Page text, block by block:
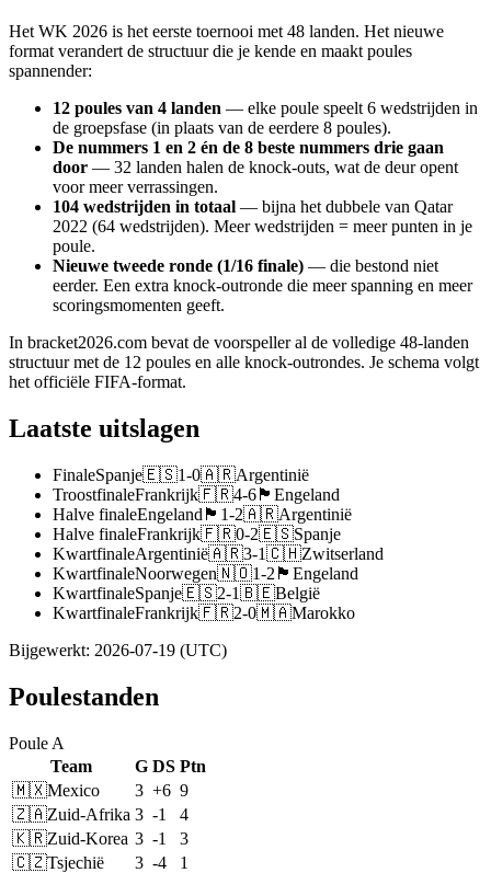
Het WK 2026 is het eerste toernooi met 48 landen. Het nieuwe
format verandert de structuur die je kende en maakt poules
spannender:
12 poules van 4 landen — elke poule speelt 6 wedstrijden in
de groepsfase (in plaats van de eerdere 8 poules).
De nummers 1 en 2 én de 8 beste nummers drie gaan
door — 32 landen halen de knock-outs, wat de deur opent
voor meer verrassingen.
104 wedstrijden in totaal — bijna het dubbele van Qatar
2022 (64 wedstrijden). Meer wedstrijden = meer punten in je
poule.
Nieuwe tweede ronde (1/16 finale) — die bestond niet
eerder. Een extra knock-outronde die meer spanning en meer
scoringsmomenten geeft.
In bracket2026.com bevat de voorspeller al de volledige 48-landen
structuur met de 12 poules en alle knock-outrondes. Je schema volgt
het officiële FIFA-format.
Laatste uitslagen
FinaleSpanje🇪🇸1-0🇦🇷Argentinië
TroostfinaleFrankrijk🇫🇷4-6 🏴󠁧󠁢󠁥󠁮󠁧󠁿 Engeland
Halve finaleEngeland 🏴󠁧󠁢󠁥󠁮󠁧󠁿 1-2🇦🇷Argentinië
Halve finaleFrankrijk🇫🇷0-2🇪🇸Spanje
KwartfinaleArgentinië🇦🇷3-1🇨🇭Zwitserland
KwartfinaleNoorwegen🇳🇴1-2 🏴󠁧󠁢󠁥󠁮󠁧󠁿 Engeland
KwartfinaleSpanje🇪🇸2-1🇧🇪België
KwartfinaleFrankrijk🇫🇷2-0🇲🇦Marokko
Bijgewerkt: 2026-07-19 (UTC)
Poulestanden
Poule A
Team
G DS Ptn
🇲🇽Mexico 3 +6 9
🇿🇦Zuid-Afrika 3 -1
4
🇰🇷Zuid-Korea 3 -1
3
🇨🇿Tsjechië 3 -4
1